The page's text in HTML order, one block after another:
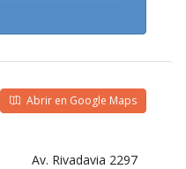
Abrir en Google Maps
Av. Rivadavia 2297